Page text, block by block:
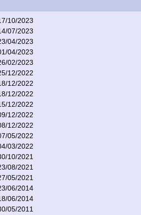
10/2023
07/2023
04/2023
04/2023
02/2023
12/2022
12/2022
12/2022
12/2022
12/2022
12/2022
05/2022
03/2022
10/2021
08/2021
05/2021
06/2014
06/2014
05/2011